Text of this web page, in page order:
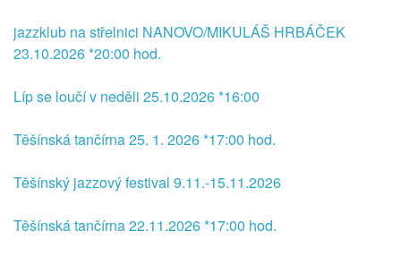
jazzklub na střelnici NANOVO/MIKULÁŠ HRBÁČEK
23.10.2026 *20:00 hod.
Líp se loučí v neděli 25.10.2026 *16:00
Těšínská tančírna 25. 1. 2026 *17:00 hod.
Těšínský jazzový festival 9.11.-15.11.2026
Těšínská tančírna 22.11.2026 *17:00 hod.